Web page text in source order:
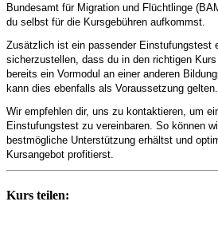
Bundesamt für Migration und Flüchtlinge
du selbst für die Kursgebühren aufkommst.
Zusätzlich ist ein passender Einstufungstest
sicherzustellen, dass du in den richtigen
bereits ein Vormodul an einer anderen
kann dies ebenfalls als Voraussetzung gelten.
Wir empfehlen dir, uns zu kontaktieren, um
Einstufungstest zu vereinbaren. So können
bestmögliche Unterstützung erhältst und
Kursangebot profitierst.
Kurs teilen: